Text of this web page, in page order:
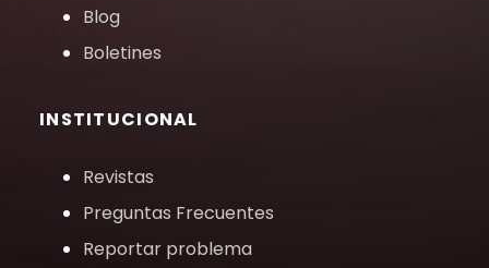
Blog
Boletines
INSTITUCIONAL
Revistas
Preguntas Frecuentes
Reportar problema